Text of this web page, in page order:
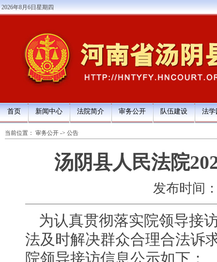
2026年8月6日星期四
首页 新闻中心 法院简介 审务公开 队伍建设 法学
当前位置： 审务公开 -> 公告
汤阴县人民法院
发布时间
为认真贯彻落实院领导接
法及时解决群众合理合法诉
院领导接访信息公示如下：